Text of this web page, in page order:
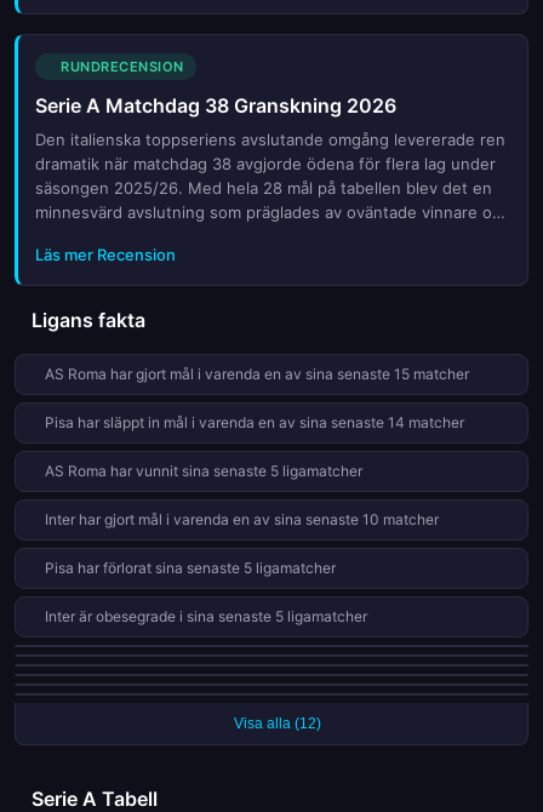
analyserar hur lagen har förberett sig, vilka skadebördor som
väntar tränarna och vilka nyckelspelare som kan bli avgörande.
Läs våra expertprognoser och få insikt i taktiska uppställningar
för att inte missa något i den italienska fotbollens stora
finalvecka.
RUNDRECENSION
Serie A Matchdag 38 Granskning 2026
Den italienska toppseriens avslutande omgång levererade ren
dramatik när matchdag 38 avgjorde ödena för flera lag under
säsongen 2025/26. Med hela 28 mål på tabellen blev det en
minnesvärd avslutning som präglades av oväntade vinnare och
avgörande striderna som definierade slutet av turneringen. Vi
analyserar hur de stora klubbarna hantryckte pressen, vilka
överraskningar som skakade om tabellen och vilka
nyckelmoment som avgjorde titeln eller överlevnaden. Från
tidiga ledningar till sista minutens hjärtklappning var inget
givet fram till den sista visslan. Denna sammanfattning ger dig
en fullständig bild av hur den spännande säsongen tog slut,
med fokus på de statistiska höjdpunkterna och de mänskliga
berättelserna bakom resultaten. Oavsett vilket lag du rotade
för, erbjöd matchdag 38 något för alla anhängare av den
italienska fotbollen.
Läs mer Recension
Ligans fakta
AS Roma har gjort mål i varenda en av sina senaste 15 matcher
Pisa har släppt in mål i varenda en av sina senaste 14 matcher
AS Roma har vunnit sina senaste 5 ligamatcher
Inter har gjort mål i varenda en av sina senaste 10 matcher
Pisa har förlorat sina senaste 5 ligamatcher
Inter är obesegrade i sina senaste 5 ligamatcher
Hellas Verona har förlorat 13 av 19 hemmamatcher (68%)
Pisa har förlorat 13 av 19 hemmamatcher (68%)
Lazio har fått 9 röda kort i 38 matcher den här säsongen
Hellas Verona har gått 5 ligamatcher utan seger
AC Milan har gjort alla 7 straffar den här säsongen
Visa alla (12)
Serie A Tabell